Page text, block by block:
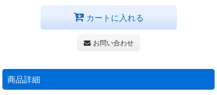
カートに入れる
お問い合わせ
商品詳細